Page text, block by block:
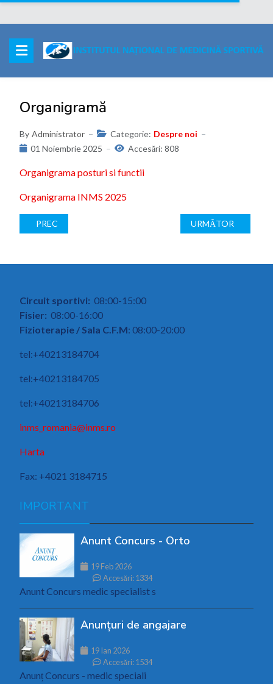
Organigramă
By Administrator Categorie: Despre noi
01 Noiembrie 2025
Accesări: 808
Organigrama posturi si functii
Organigrama INMS 2025
ARTICOL PRECEDENT: REGULAMENT DE ORGANIZARE SI
PREC ARTICOLUL
URMĂTOR
Circuit sportivi: 08:00-15:00
Fisier: 08:00-16:00
Fizioterapie / Sala C.F.M: 08:00-20:00
tel:+40213184704
tel:+40213184705
tel:+40213184706
inms_romania@inms.ro
Harta
Fax: +4021 3184715
IMPORTANT
Anunt Concurs - Orto
19 Feb 2026
Accesări: 1334
Anunt Concurs medic specialist s
Anunțuri de angajare
19 Ian 2026
Accesări: 1534
Anunț Concurs - medic speciali